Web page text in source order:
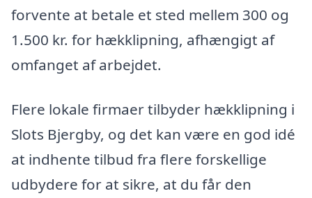
forvente at betale et sted mellem 300 og
1.500 kr. for hækklipning, afhængigt af
omfanget af arbejdet.
Flere lokale firmaer tilbyder hækklipning i
Slots Bjergby, og det kan være en god idé
at indhente tilbud fra flere forskellige
udbydere for at sikre, at du får den